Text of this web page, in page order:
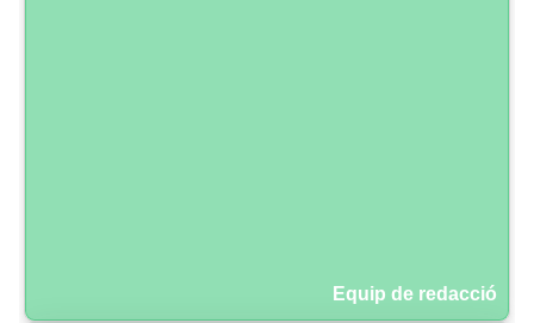
Equip de redacció